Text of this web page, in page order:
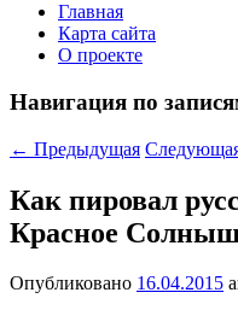
Главная
Карта сайта
О проекте
Навигация по
← Предыдущая
Как пировал
Красное
Опубликовано 16.04.2015